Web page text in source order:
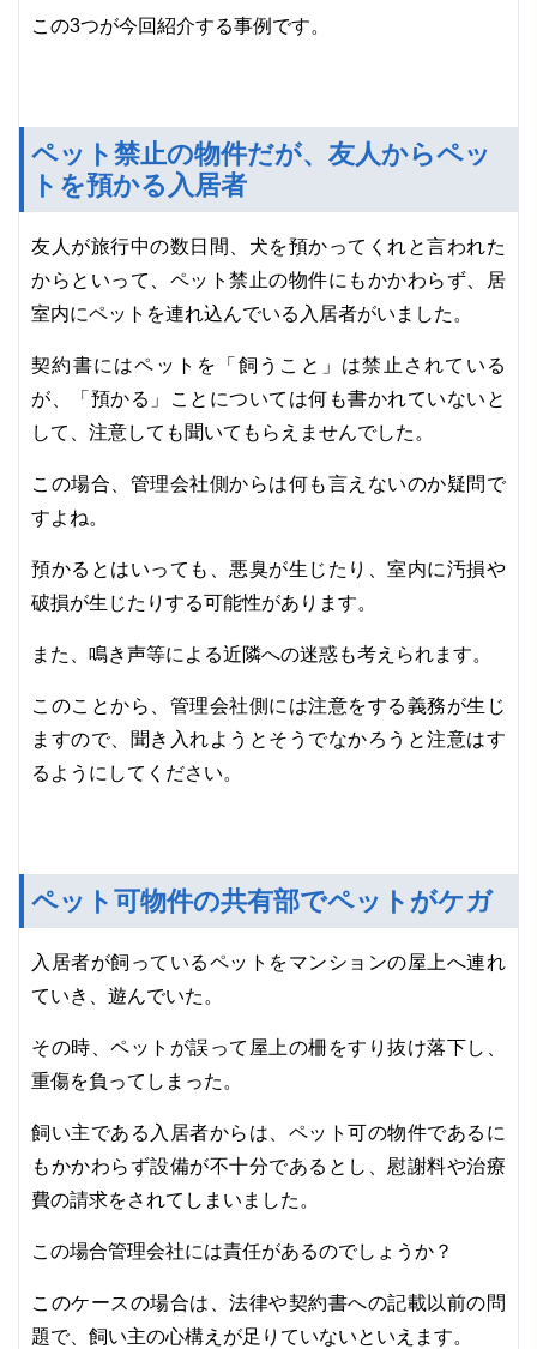
この3つが今回紹介する事例です。
ペット禁止の物件だが、友人からペッ
トを預かる入居者
友人が旅行中の数日間、犬を預かってくれと言われた
からといって、ペット禁止の物件にもかかわらず、居
室内にペットを連れ込んでいる入居者がいました。
契約書にはペットを「飼うこと」は禁止されている
が、「預かる」ことについては何も書かれていないと
して、注意しても聞いてもらえませんでした。
この場合、管理会社側からは何も言えないのか疑問で
すよね。
預かるとはいっても、悪臭が生じたり、室内に汚損や
破損が生じたりする可能性があります。
また、鳴き声等による近隣への迷惑も考えられます。
このことから、管理会社側には注意をする義務が生じ
ますので、聞き入れようとそうでなかろうと注意はす
るようにしてください。
ペット可物件の共有部でペットがケガ
入居者が飼っているペットをマンションの屋上へ連れ
ていき、遊んでいた。
その時、ペットが誤って屋上の柵をすり抜け落下し、
重傷を負ってしまった。
飼い主である入居者からは、ペット可の物件であるに
もかかわらず設備が不十分であるとし、慰謝料や治療
費の請求をされてしまいました。
この場合管理会社には責任があるのでしょうか？
このケースの場合は、法律や契約書への記載以前の問
題で、飼い主の心構えが足りていないといえます。